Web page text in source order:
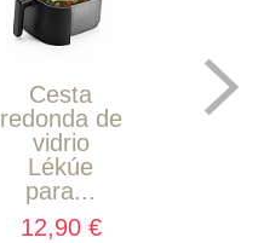
Cesta
redonda de
vidrio
Lékúe
para...
12,90 €